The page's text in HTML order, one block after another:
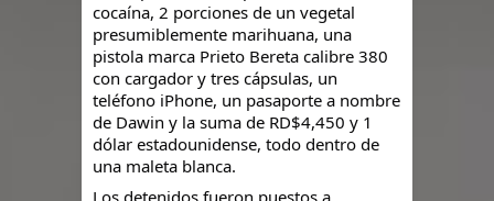
cocaína, 2 porciones de un vegetal
presumiblemente marihuana, una
pistola marca Prieto Bereta calibre 380
con cargador y tres cápsulas, un
teléfono iPhone, un pasaporte a nombre
de Dawin y la suma de RD$4,450 y 1
dólar estadounidense, todo dentro de
una maleta blanca.
Los detenidos fueron puestos a